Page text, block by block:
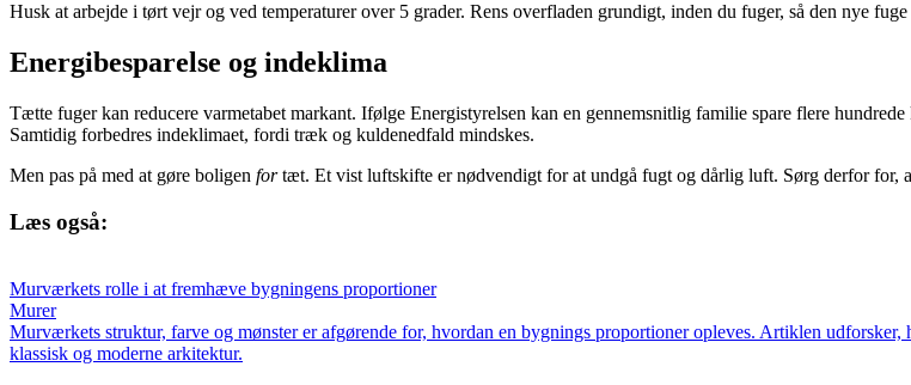
Husk at arbejde i tørt vejr og ved temperaturer over 5 grader. Rens overfladen grundigt, inden du fuger, så den nye
Energibesparelse og indeklima
Tætte fuger kan reducere varmetabet markant. Ifølge Energistyrelsen kan en gennemsnitlig familie spare flere
Samtidig forbedres indeklimaet, fordi træk og kuldenedfald mindskes.
Men pas på med at gøre boligen fortæt. Et vist luftskifte er nødvendigt for at undgå fugt og dårlig luft. Sørg derfor for,
Læs også:
Murværkets rolle i at fremhæve bygningens proportioner
Murer
Murværkets struktur, farve og mønster er afgørende for, hvordan en bygnings proportioner opleves. Artiklen
klassisk og moderne arkitektur.